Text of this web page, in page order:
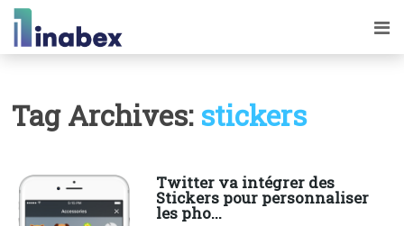
Tag Archives: stickers
Twitter va intégrer des
Stickers pour personnaliser
les pho...